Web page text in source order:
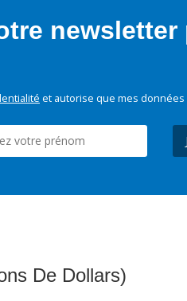
et autorise que mes
De Dollars)